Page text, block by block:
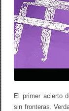
T
E
R
A
S
a
c
El primer acierto
sin fronteras.